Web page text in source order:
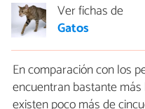
Ver fichas de
Gatos
En comparación con los
encuentran bastante